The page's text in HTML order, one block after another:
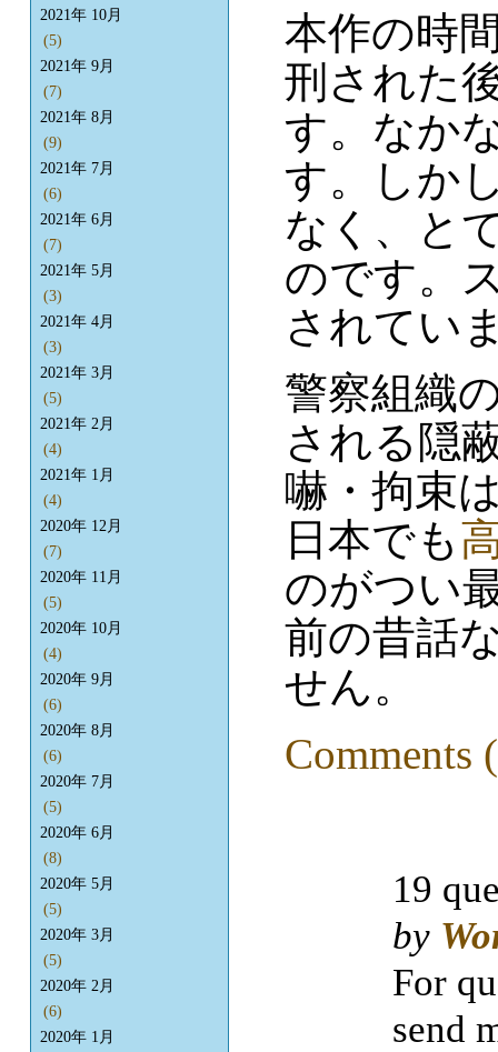
本作の時
刑された
す。なか
す。しか
なく、と
のです。
されてい
警察組織
される隠
嚇・拘束
日本でも
のがつい
前の昔話
せん。
Comments
2021年 10月
(5)
2021年 9月
(7)
2021年 8月
(9)
2021年 7月
(6)
2021年 6月
(7)
2021年 5月
(3)
2021年 4月
(3)
2021年 3月
(5)
2021年 2月
(4)
2021年 1月
(4)
2020年 12月
(7)
2020年 11月
(5)
2020年 10月
(4)
2020年 9月
(6)
2020年 8月
(6)
2020年 7月
(5)
2020年 6月
(8)
2020年 5月
(5)
2020年 3月
(5)
2020年 2月
(6)
2020年 1月
19
by
For
send